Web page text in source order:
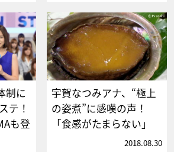
制に
テ！
も登
宇賀なつみアナ、“極上
の姿煮”に感嘆の声！
「食感がたまらない」
2018.08.30